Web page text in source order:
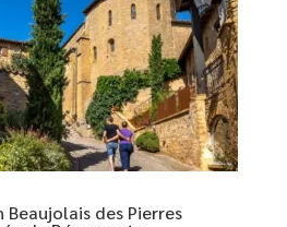
Beaujolais des Pierres